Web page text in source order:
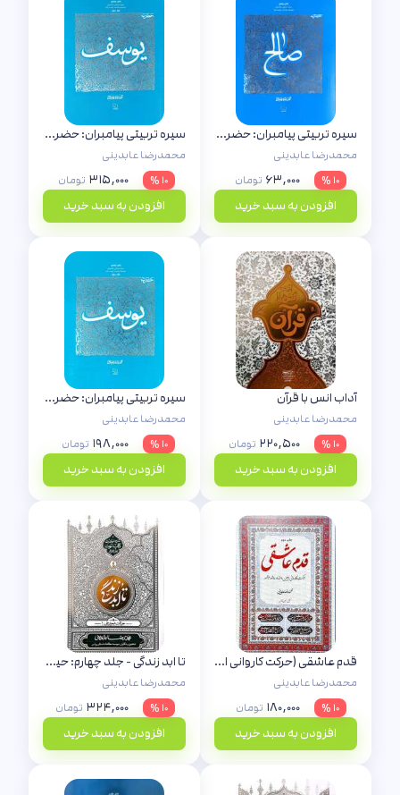
سیره تربیتی پیامبران: حضرت صالح (ع)
محمدرضا عابدینی
۱۰ %
۶۳,۰۰۰ تومان
افزودن به سبد خرید
سیره تربیتی پیامبران: حضرت یوسف (جلد دوم)
محمدرضا عابدینی
۱۰ %
۳۱۵,۰۰۰ تومان
افزودن به سبد خرید
آداب انس با قرآن
محمدرضا عابدینی
۱۰ %
۲۲۰,۵۰۰ تومان
افزودن به سبد خرید
سیره تربیتی پیامبران: حضرت یوسف (جلد سوم)
محمدرضا عابدینی
۱۰ %
۱۹۸,۰۰۰ تومان
افزودن به سبد خرید
قدم عاشقی (حرکت کاروانی اربعین؛ امتداد عاشورا تا ظهور)
محمدرضا عابدینی
۱۰ %
۱۸۰,۰۰۰ تومان
افزودن به سبد خرید
تا ابد زندگی - جلد چهارم: حیات برزخی 1
محمدرضا عابدینی
۱۰ %
۳۲۴,۰۰۰ تومان
افزودن به سبد خرید